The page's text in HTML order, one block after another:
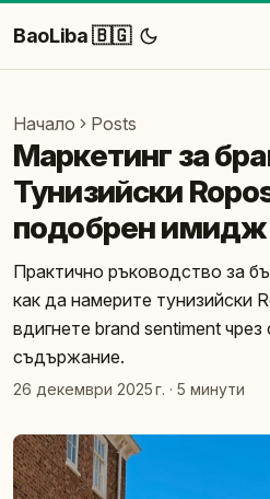
BaoLiba 🇧🇬
Начало Posts
Маркетинг за
Тунизийски
подобрен имидж
Практично ръководство за
как да намерите тунизийски
вдигнете brand sentiment чрез
съдържание.
26 декември 2025 г. · 5 минути